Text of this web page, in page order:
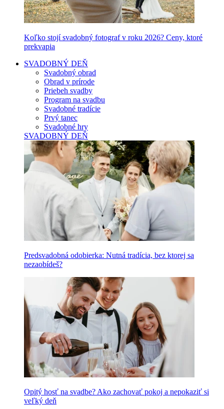
Koľko stojí svadobný fotograf v roku 2026? Ceny, ktoré
prekvapia
SVADOBNÝ DEŇ
Svadobný obrad
Obrad v prírode
Priebeh svadby
Program na svadbu
Svadobné tradície
Prvý tanec
Svadobné hry
SVADOBNÝ DEŇ
Predsvadobná odobierka: Nutná tradícia, bez ktorej sa
nezaobídeš?
Opitý hosť na svadbe? Ako zachovať pokoj a nepokaziť si
veľký deň